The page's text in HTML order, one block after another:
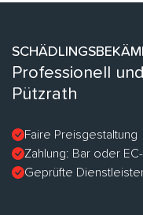
Professionell
Pützrath
Faire Preisgestaltung
Zahlung: Bar oder
Geprüfte